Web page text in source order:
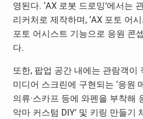
영된다. ‘AX 로봇 드로잉’에서는
리커처로 제작하며, ‘AX 포토 어
포토 어시스트 기능으로 응원 콘
다.
또한, 팝업 공간 내에는 관람객이
미디어 스크린에 구현되는 ‘응원
의류·스카프 등에 와펜을 부착해
악마 커스텀 DIY’ 및 키링 만들기